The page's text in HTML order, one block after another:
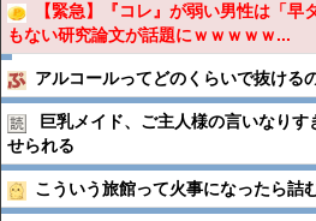
【緊急】『コレ』が弱い男性は「
もない研究論文が話題にｗｗｗｗｗ...
アルコールってどのくらいで抜ける
巨乳メイド、ご主人様の言いなり
せられる
こういう旅館って火事になったら詰